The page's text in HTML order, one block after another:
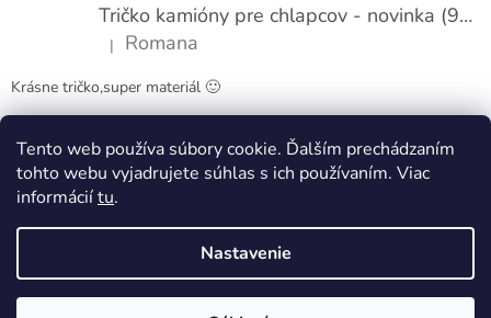
Tento web používa súbory cookie. Ďalším prechádzaním
tohto webu vyjadrujete súhlas s ich používaním. Viac
informáciítu.
Nastavenie
Tričko kamióny pre chlapcov - novinka (98-134)
Hodnotenie produktu je 5 z 5 hviezdičiek.
| Romana
Krásne tričko,super materiál 🙂
Obchodné podmienky Kontakty
Vytvoril Shoptet